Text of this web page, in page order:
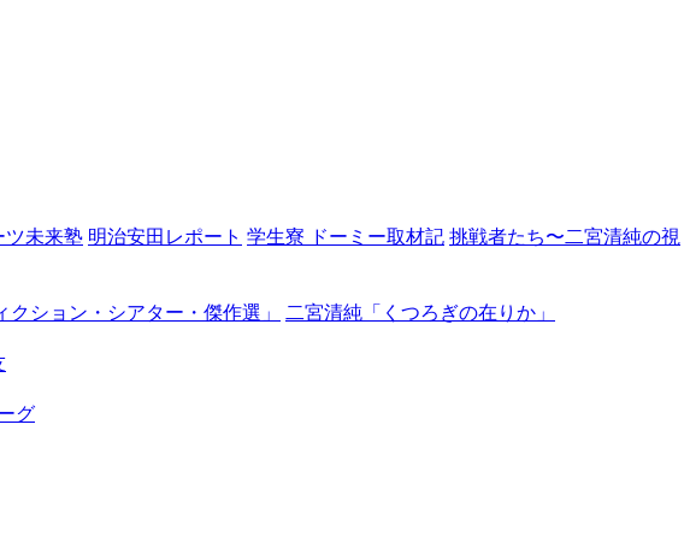
ツ未来塾 明治安田レポート 学生寮 ドーミー取材記 挑戦者たち〜二宮清純の視
クション・シアター・傑作選」
二宮清純「くつろぎの在りか」
グ